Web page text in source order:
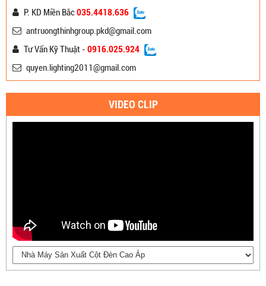
P. KD Miền Bắc035.4418.636
antruongthinhgroup.pkd@gmail.com
Tư Vấn Kỹ Thuật - 0916.025.924
quyen.lighting2011@gmail.com
VIDEO CLIP